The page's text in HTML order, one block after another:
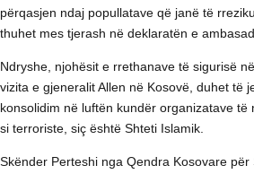
përqasjen ndaj popullatave që janë të
thuhet mes tjerash në deklaratën e
Ndryshe, njohësit e rrethanave të sigurisë
vizita e gjeneralit Allen në Kosovë, duhet të
konsolidim në luftën kundër organizatave
si terroriste, siç është Shteti Islamik.
Skënder Perteshi nga Qendra Kosovare